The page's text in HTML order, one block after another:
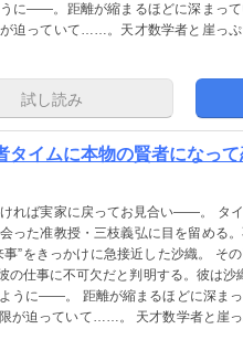
に――。距離が縮まるほどに深まっ
迫っていて……。天才数学者と崖っぷ
試し読み
タイムに本物の賢者になっ
れば実家に戻ってお見合い――。 タ
った准教授・三枝義弘に目を留める
”をきっかけに急接近した沙織。 そ
の仕事に不可欠だと判明する。彼は沙
うに――。 距離が縮まるほどに深ま
が迫っていて……。 天才数学者と崖